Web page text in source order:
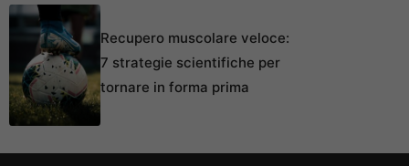
Recupero muscolare veloce:
7 strategie scientifiche per
tornare in forma prima